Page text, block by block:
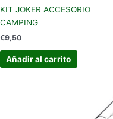
KIT JOKER ACCESORIO
CAMPING
€9,50
Añadir al carrito